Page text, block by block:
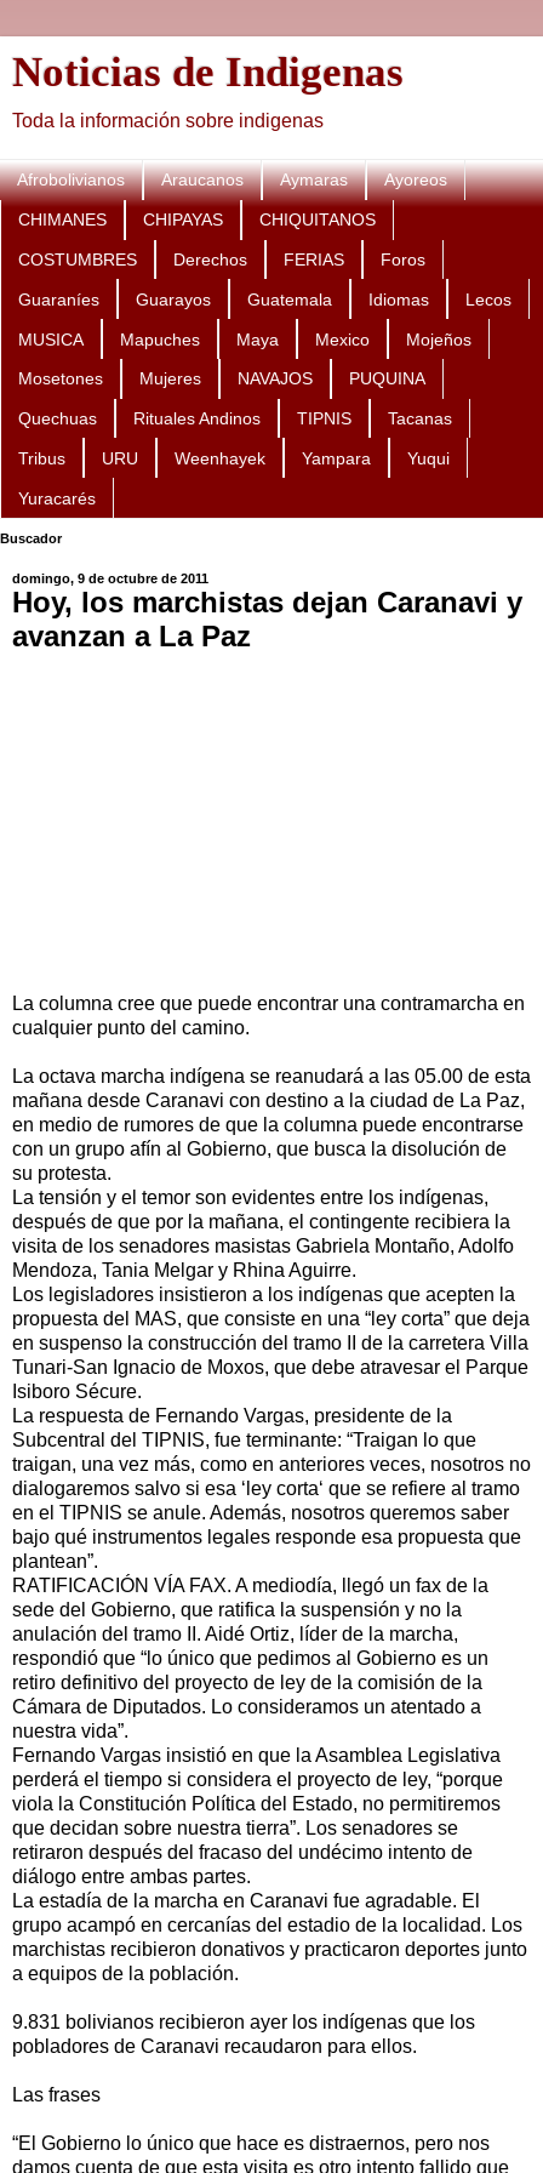
Noticias de Indigenas
Toda la información sobre indigenas
Afrobolivianos Araucanos Aymaras Ayoreos
CHIMANES CHIPAYAS CHIQUITANOS
COSTUMBRES Derechos FERIAS Foros
Guaraníes Guarayos Guatemala Idiomas Lecos
MUSICA Mapuches Maya Mexico Mojeños
Mosetones Mujeres NAVAJOS PUQUINA
Quechuas Rituales Andinos TIPNIS Tacanas
Tribus URU Weenhayek Yampara Yuqui
Yuracarés
Buscador
domingo, 9 de octubre de 2011
Hoy, los marchistas dejan Caranavi y
avanzan a La Paz
La columna cree que puede encontrar una contramarcha en
cualquier punto del camino.
La octava marcha indígena se reanudará a las 05.00 de esta
mañana desde Caranavi con destino a la ciudad de La Paz,
en medio de rumores de que la columna puede encontrarse
con un grupo afín al Gobierno, que busca la disolución de
su protesta.
La tensión y el temor son evidentes entre los indígenas,
después de que por la mañana, el contingente recibiera la
visita de los senadores masistas Gabriela Montaño, Adolfo
Mendoza, Tania Melgar y Rhina Aguirre.
Los legisladores insistieron a los indígenas que acepten la
propuesta del MAS, que consiste en una “ley corta” que deja
en suspenso la construcción del tramo II de la carretera Villa
Tunari-San Ignacio de Moxos, que debe atravesar el Parque
Isiboro Sécure.
La respuesta de Fernando Vargas, presidente de la
Subcentral del TIPNIS, fue terminante: “Traigan lo que
traigan, una vez más, como en anteriores veces, nosotros no
dialogaremos salvo si esa ‘ley corta‘ que se refiere al tramo
en el TIPNIS se anule. Además, nosotros queremos saber
bajo qué instrumentos legales responde esa propuesta que
plantean”.
RATIFICACIÓN VÍA FAX. A mediodía, llegó un fax de la
sede del Gobierno, que ratifica la suspensión y no la
anulación del tramo II. Aidé Ortiz, líder de la marcha,
respondió que “lo único que pedimos al Gobierno es un
retiro definitivo del proyecto de ley de la comisión de la
Cámara de Diputados. Lo consideramos un atentado a
nuestra vida”.
Fernando Vargas insistió en que la Asamblea Legislativa
perderá el tiempo si considera el proyecto de ley, “porque
viola la Constitución Política del Estado, no permitiremos
que decidan sobre nuestra tierra”. Los senadores se
retiraron después del fracaso del undécimo intento de
diálogo entre ambas partes.
La estadía de la marcha en Caranavi fue agradable. El
grupo acampó en cercanías del estadio de la localidad. Los
marchistas recibieron donativos y practicaron deportes junto
a equipos de la población.
9.831 bolivianos recibieron ayer los indígenas que los
pobladores de Caranavi recaudaron para ellos.
Las frases
“El Gobierno lo único que hace es distraernos, pero nos
damos cuenta de que esta visita es otro intento fallido que